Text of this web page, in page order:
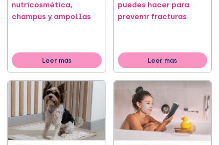
nutricosmética,
champús y ampollas
Leer más
puedes hacer para
prevenir fracturas
Leer más